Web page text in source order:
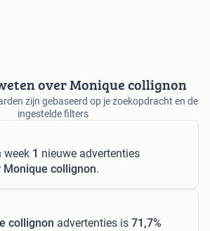
over Monique collignon
zijn gebaseerd op je zoekopdracht en de
ingestelde filters
week 1 nieuwe advertenties
Monique collignon.
collignon advertenties is 71,7%